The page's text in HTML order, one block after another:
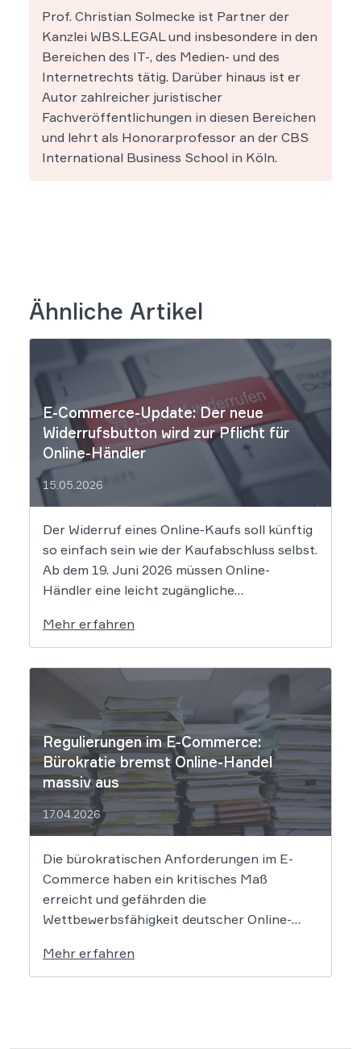
Prof. Christian Solmecke ist Partner der
Kanzlei WBS.LEGAL und insbesondere in den
Bereichen des IT-, des Medien- und des
Internetrechts tätig. Darüber hinaus ist er
Autor zahlreicher juristischer
Fachveröffentlichungen in diesen Bereichen
und lehrt als Honorarprofessor an der CBS
International Business School in Köln.
Ähnliche Artikel
E-Commerce-Update: Der neue
Widerrufsbutton wird zur Pflicht für
Online-Händler
15.05.2026
Der Widerruf eines Online-Kaufs soll künftig
so einfach sein wie der Kaufabschluss selbst.
Ab dem 19. Juni 2026 müssen Online-
Händler eine leicht zugängliche
sogenannten Widerrufsbutton. Wir erklären,
was Shop-Betreiber jetzt umsetzen müssen,
um Abmahnungen zu vermeiden. Bisher
Widerrufsbelehrung über […]
Mehr erfahren
Regulierungen im E-Commerce:
Bürokratie bremst Online-Handel
massiv aus
17.04.2026
Die bürokratischen Anforderungen im E-
Commerce haben ein kritisches Maß
erreicht und gefährden die
Wettbewerbsfähigkeit deutscher Online-
Händlerbundes belegt, dass nahezu alle
befragten Unternehmen unter der
Mehr erfahren